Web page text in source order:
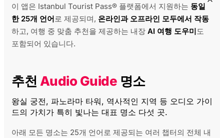
이 앱은 Istanbul Tourist Pass® 플랫폼에서 지원하는 동일
한 25개 언어로 제공되며, 온라인과 오프라인 모두에서 작동
하고, 여행 중 맞춤 추천을 제공하는 내장 AI 여행 도우미도
포함되어 있습니다.
추천 Audio Guide 명소
왕실 궁전, 파노라마 타워, 역사적인 지역 등 오디오 가이
드의 가치가 특히 빛나는 대표 명소 다섯 곳.
아래 모든 명소는 25개 언어로 제공되는 여러 챕터의 전체 내